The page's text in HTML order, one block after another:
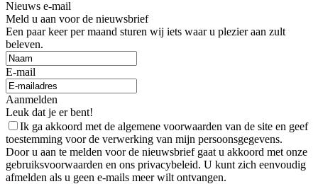
Nieuws e-mail
Meld u aan voor de nieuwsbrief
Een paar keer per maand sturen wij iets waar u plezier aan zult
beleven.
E-mail
Aanmelden
Leuk dat je er bent!
Ik ga akkoord met de algemene voorwaarden van de site en geef
toestemming voor de verwerking van mijn persoonsgegevens.
Door u aan te melden voor de nieuwsbrief gaat u akkoord met onze
gebruiksvoorwaarden en ons privacybeleid. U kunt zich eenvoudig
afmelden als u geen e-mails meer wilt ontvangen.